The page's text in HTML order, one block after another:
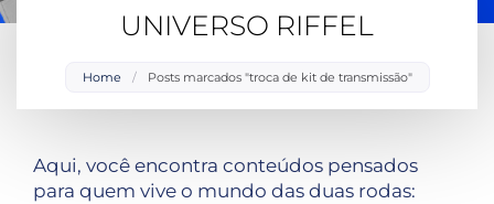
UNIVERSO RIFFEL
Home / Posts marcados "troca de kit de transmissão"
Aqui, você encontra conteúdos pensados
para quem vive o mundo das duas rodas: